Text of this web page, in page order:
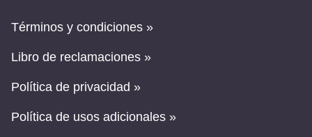
Términos y condiciones »
Libro de reclamaciones »
Política de privacidad »
Política de usos adicionales »